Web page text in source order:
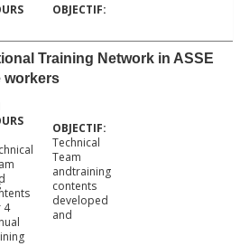
Training Network in ASSE
workers
4
Technical
Team
andtraining
contents
developed
and